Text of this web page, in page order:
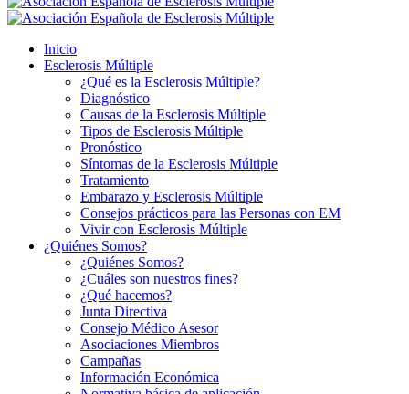
Inicio
Esclerosis Múltiple
¿Qué es la Esclerosis Múltiple?
Diagnóstico
Causas de la Esclerosis Múltiple
Tipos de Esclerosis Múltiple
Pronóstico
Síntomas de la Esclerosis Múltiple
Tratamiento
Embarazo y Esclerosis Múltiple
Consejos prácticos para las Personas con EM
Vivir con Esclerosis Múltiple
¿Quiénes Somos?
¿Quiénes Somos?
¿Cuáles son nuestros fines?
¿Qué hacemos?
Junta Directiva
Consejo Médico Asesor
Asociaciones Miembros
Campañas
Información Económica